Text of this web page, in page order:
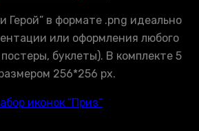
Герой” в формате .png идеально
или оформления любого
буклеты). В комплекте 5
256*256 px.
иконок “Приз”